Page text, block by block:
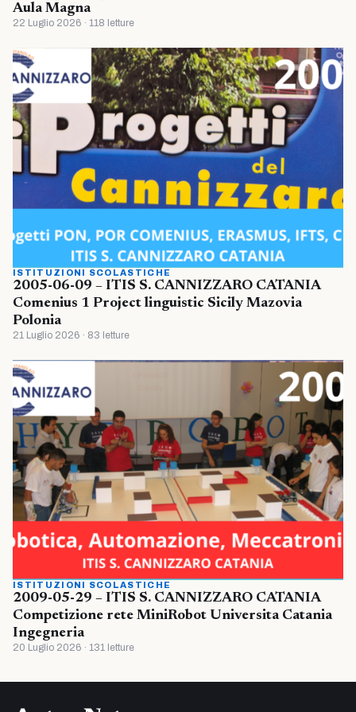
Aula Magna
22 Luglio 2026 · 118 letture
ISTITUZIONI SCOLASTICHE
2005-06-09 – ITIS S. CANNIZZARO CATANIA
Comenius 1 Project linguistic Sicily Mazovia
Polonia
21 Luglio 2026 · 83 letture
ISTITUZIONI SCOLASTICHE
2009-05-29 – ITIS S. CANNIZZARO CATANIA
Competizione rete MiniRobot Universita Catania
Ingegneria
20 Luglio 2026 · 131 letture